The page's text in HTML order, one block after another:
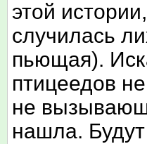
этой
случилась
пьющая).
птицеедов
не
нашла.